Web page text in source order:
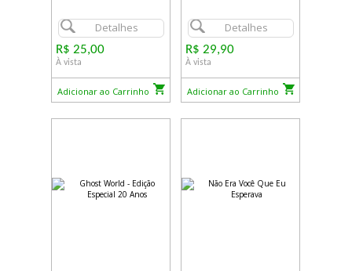
Detalhes
R$ 25,00
À vista
Adicionar ao Carrinho
Detalhes
R$ 29,90
À vista
Adicionar ao Carrinho